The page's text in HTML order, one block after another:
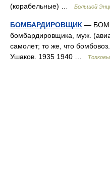
(корабельные) …
Большой
БОМБАРДИРОВЩИК —
бомбардировщика, муж.
самолет; то же, что
Ушаков. 1935 1940 …